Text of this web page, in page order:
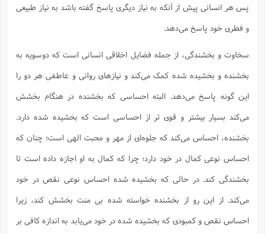
پس هر انسانی پیش از آنکه به نیاز دیگری پاسخ گفته باشد به نیاز طبیعی
و فطری خود پاسخ می‌دهد.
سخاوت و بخشندگی، از جمله فضایل اخلاقی انسانی است که دوسویه به
بخشنده و بخشیده شده کمک می‌کند و نیازهای روانی و عاطفی هر دو را
این گونه پاسخ می‌دهد. البته احساسی که بخشنده در هنگام بخشش
می‌کند بسیار بیشتر و قوی تر از احساسی است که بخشیده شده دارد.
بخشنده، احساس می‌کند که جلوه‌ای از مهر و محبت الهی است؛ چنان که
احساس نوعی کمال در خود دارد؛ چرا که کمال به او اجازه داده است تا
بخشندگی کند. در حالی که بخشیده شده احساس نوعی نقص در خود
می‌کند. از این رو از بخشنده خواسته شده بی منت بخشش کند، زیرا
احساس نقص و کمبودی که بخشیده شده در خود می‌یابد به اندازه کافی بر